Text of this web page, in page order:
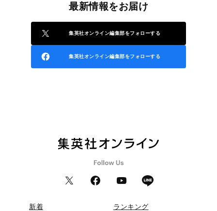
最新情報をお届け
集英社オンライン編集部をフォローする
集英社オンライン編集部をフォローする
新着 ランキング